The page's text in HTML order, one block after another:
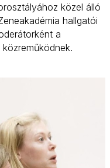
közel álló
hallgatói
a